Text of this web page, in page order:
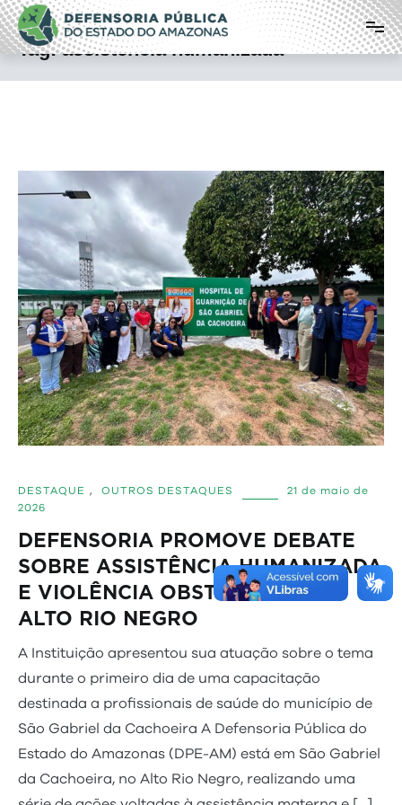
Pular
para
o
conteúdo
Defensoria Pública do Estado do
Amazonas
Tag:assistência humanizada
DESTAQUE , OUTROS DESTAQUES
21 de maio de
2026
DEFENSORIA PROMOVE DEBATE
SOBRE ASSISTÊNCIA HUMANIZADA
E VIOLÊNCIA OBSTÉTRICA NO
ALTO RIO NEGRO
A Instituição apresentou sua atuação sobre o tema
durante o primeiro dia de uma capacitação
destinada a profissionais de saúde do município de
São Gabriel da Cachoeira A Defensoria Pública do
Estado do Amazonas (DPE-AM) está em São Gabriel
da Cachoeira, no Alto Rio Negro, realizando uma